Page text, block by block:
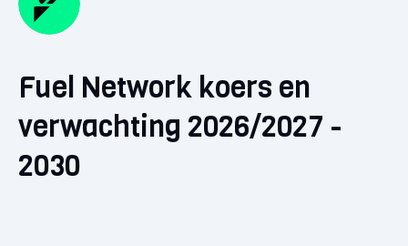
Fuel Network koers en
verwachting 2026/2027 -
2030